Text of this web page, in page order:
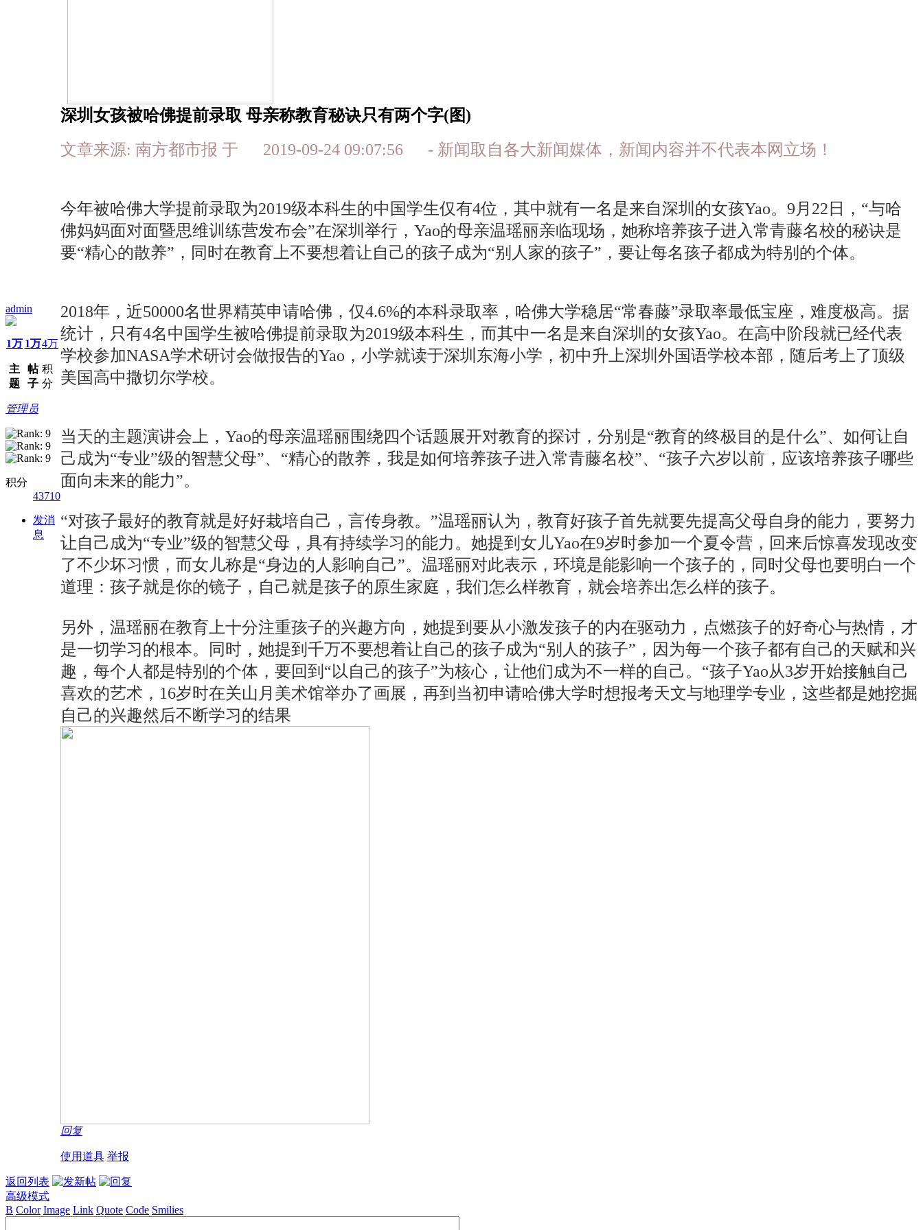
admin
1万
主
题
1万
帖
子
4万
积
分
管理员
积分
43710
发消
息
深圳女孩被哈佛提前录取 母亲称教育秘诀只有两个字(图)
文章来源: 南方都市报 于 2019-09-24 09:07:56 - 新闻取自各大新闻媒体，新闻内容并不代表本网立场！
今年被哈佛大学提前录取为2019级本科生的中国学生仅有4位，其中就有一名是来自深圳的女孩Yao。9月22日，“与哈
佛妈妈面对面暨思维训练营发布会”在深圳举行，Yao的母亲温瑶丽亲临现场，她称培养孩子进入常青藤名校的秘诀是
要“精心的散养”，同时在教育上不要想着让自己的孩子成为“别人家的孩子”，要让每名孩子都成为特别的个体。
2018年，近50000名世界精英申请哈佛，仅4.6%的本科录取率，哈佛大学稳居“常春藤”录取率最低宝座，难度极高。据
统计，只有4名中国学生被哈佛提前录取为2019级本科生，而其中一名是来自深圳的女孩Yao。在高中阶段就已经代表
学校参加NASA学术研讨会做报告的Yao，小学就读于深圳东海小学，初中升上深圳外国语学校本部，随后考上了顶级
美国高中撒切尔学校。
当天的主题演讲会上，Yao的母亲温瑶丽围绕四个话题展开对教育的探讨，分别是“教育的终极目的是什么”、如何让自
己成为“专业”级的智慧父母”、“精心的散养，我是如何培养孩子进入常青藤名校”、“孩子六岁以前，应该培养孩子哪些
面向未来的能力”。
“对孩子最好的教育就是好好栽培自己，言传身教。”温瑶丽认为，教育好孩子首先就要先提高父母自身的能力，要努力
让自己成为“专业”级的智慧父母，具有持续学习的能力。她提到女儿Yao在9岁时参加一个夏令营，回来后惊喜发现改变
了不少坏习惯，而女儿称是“身边的人影响自己”。温瑶丽对此表示，环境是能影响一个孩子的，同时父母也要明白一个
道理：孩子就是你的镜子，自己就是孩子的原生家庭，我们怎么样教育，就会培养出怎么样的孩子。
另外，温瑶丽在教育上十分注重孩子的兴趣方向，她提到要从小激发孩子的内在驱动力，点燃孩子的好奇心与热情，才
是一切学习的根本。同时，她提到千万不要想着让自己的孩子成为“别人的孩子”，因为每一个孩子都有自己的天赋和兴
趣，每个人都是特别的个体，要回到“以自己的孩子”为核心，让他们成为不一样的自己。“孩子Yao从3岁开始接触自己
喜欢的艺术，16岁时在关山月美术馆举办了画展，再到当初申请哈佛大学时想报考天文与地理学专业，这些都是她挖掘
自己的兴趣然后不断学习的结果
回复
使用道具 举报
返回列表
高级模式
B Color Image Link Quote Code Smilies